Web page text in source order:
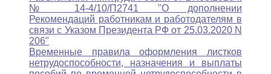
№ 14-4/10/П2741 "О дополнении
Рекомендаций работникам и работодателям в
связи с Указом Президента РФ от 25.03.2020 N
206"
Временные правила оформления листков
нетрудоспособности, назначения и выплаты